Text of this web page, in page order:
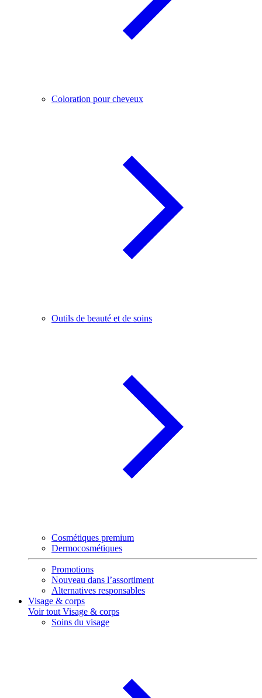
Coloration pour cheveux
Outils de beauté et de soins
Cosmétiques premium
Dermocosmétiques
Promotions
Nouveau dans l’assortiment
Alternatives responsables
Visage & corps
Voir tout Visage & corps
Soins du visage